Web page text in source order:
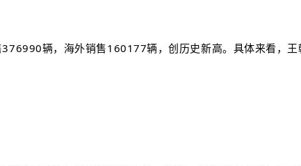
辆，海外销售160177辆，创历史新高。具体来看，